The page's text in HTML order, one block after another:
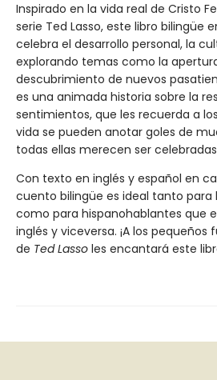
Inspirado en la vida real de Cristo
serie Ted Lasso, este libro bilingüe
celebra el desarrollo personal, la
explorando temas como la
descubrimiento de nuevos
es una animada historia sobre la
sentimientos, que les recuerda a
vida se pueden anotar goles de
todas ellas merecen ser
Con texto en inglés y español en
cuento bilingüe es ideal tanto para
como para hispanohablantes que
inglés y viceversa. ¡A los pequeños
de Ted Lasso les encantará este